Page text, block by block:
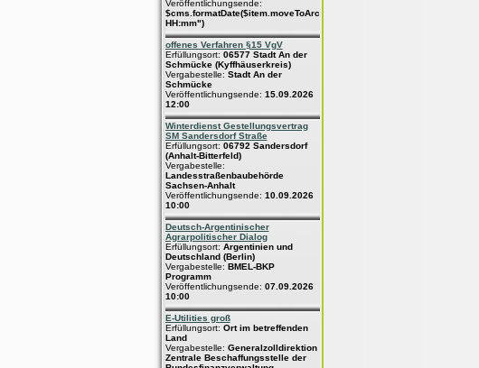
Veröffentlichungsende:
$cms.formatDate($item.moveToArchive,"dd.MM.yyyy
HH:mm")
offenes Verfahren §15 VgV
Erfüllungsort: 06577 Stadt An der
Schmücke (Kyffhäuserkreis)
Vergabestelle: Stadt An der
Schmücke
Veröffentlichungsende: 15.09.2026
12:00
Winterdienst Gestellungsvertrag
SM Sandersdorf Straße
Erfüllungsort: 06792 Sandersdorf
(Anhalt-Bitterfeld)
Vergabestelle:
Landesstraßenbaubehörde
Sachsen-Anhalt
Veröffentlichungsende: 10.09.2026
10:00
Deutsch-Argentinischer
Agrarpolitischer Dialog
Erfüllungsort: Argentinien und
Deutschland (Berlin)
Vergabestelle: BMEL-BKP
Programm
Veröffentlichungsende: 07.09.2026
10:00
E-Utilities groß
Erfüllungsort: Ort im betreffenden
Land
Vergabestelle: Generalzolldirektion
Zentrale Beschaffungsstelle der